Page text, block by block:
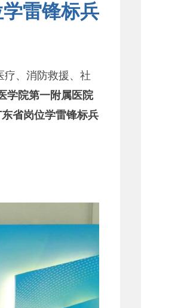
雷锋标兵
疗、消防救援、社
学院第一附属医院
省岗位学雷锋标兵